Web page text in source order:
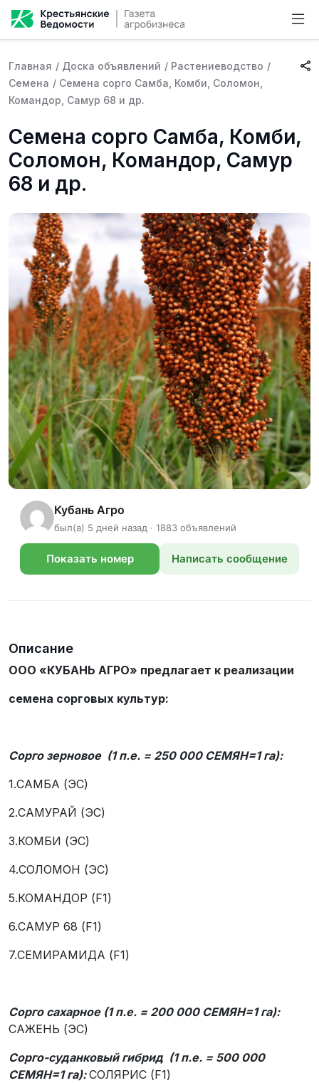
Главная / Доска объявлений / Растениеводство /
Семена / Семена сорго Самба, Комби, Соломон,
Командор, Самур 68 и др.
Семена сорго Самба, Комби,
Соломон, Командор, Самур
68 и др.
Кубань Агро
был(а) 5 дней назад · 1883 объявлений
Показать номер Написать сообщение
Описание
ООО «КУБАНЬ АГРО» предлагает к реализации
семена сорговых культур:
Сорго зерновое (1 п.е. = 250 000 СЕМЯН=1 га):
1.САМБА (ЭС)
2.САМУРАЙ (ЭС)
3.КОМБИ (ЭС)
4.СОЛОМОН (ЭС)
5.КОМАНДОР (F1)
6.САМУР 68 (F1)
7.СЕМИРАМИДА (F1)
Сорго сахарное (1 п.е. = 200 000 СЕМЯН=1 га):
САЖЕНЬ (ЭС)
Сорго-суданковый гибрид (1 п.е. = 500 000
СЕМЯН=1 га):СОЛЯРИС (F1)